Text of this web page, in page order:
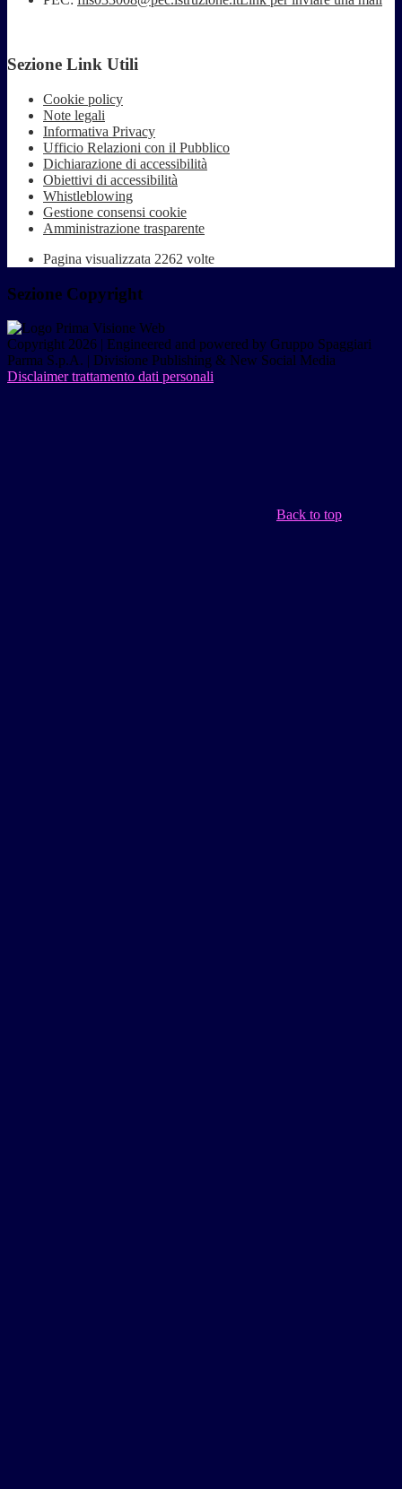
Sezione Link Utili
Cookie policy
Note legali
Informativa Privacy
Ufficio Relazioni con il Pubblico
Dichiarazione di accessibilità
Obiettivi di accessibilità
Whistleblowing
Gestione consensi cookie
Amministrazione trasparente
Pagina visualizzata 2262 volte
Sezione Copyright
Copyright 2026 | Engineered and powered by Gruppo Spaggiari
Parma S.p.A. | Divisione Publishing & New Social Media
Disclaimer trattamento dati personali
Back to top